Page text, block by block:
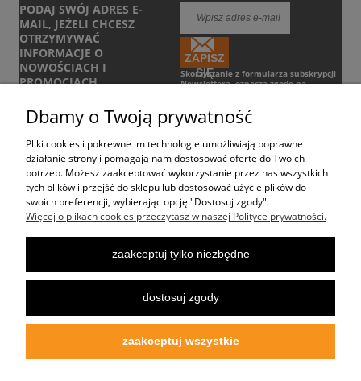
PODAJ SWÓJ ADRES E-
MAIL, JEŻELI CHCESZ
OTRZYMYWAĆ
INFORMACJE O
NOWOŚCIACH I
PROMOCJACH.
ZAPISZ
SIĘ
Skorzystanie z formularza subskrypcji
Newslettera, oznacza zgodę na
POMOC
DOSTAWA
REKLAMACJE I ZWROTY
O FIRMIE
Dbamy o Twoją prywatność
Pliki cookies i pokrewne im technologie umożliwiają poprawne
działanie strony i pomagają nam dostosować ofertę do Twoich
potrzeb. Możesz zaakceptować wykorzystanie przez nas wszystkich
tych plików i przejść do sklepu lub dostosować użycie plików do
swoich preferencji, wybierając opcję "Dostosuj zgody".
Więcej o plikach cookies przeczytasz w naszej Polityce prywatności.
zaakceptuj tylko niezbędne
dostosuj zgody
zaakceptuj wszystkie